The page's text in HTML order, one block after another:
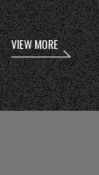
VIEW MORE